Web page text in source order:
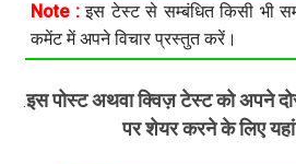
Note :इस टेस्ट से सम्बंधित किसी भी
कमेंट में अपने विचार प्रस्तुत करें।
.इस पोस्ट अथवा क्विज़ टेस्ट को अपने
पर शेयर करने के लिए